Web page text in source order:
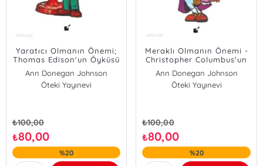
Yaratıcı Olmanın Önemi;
Thomas Edison'un Öyküsü
Ann Donegan Johnson
Öteki Yayınevi
₺100,00
₺80,00
%20
Meraklı Olmanın Önemi -
Christopher Columbus'un
Ann Donegan Johnson
Öteki Yayınevi
₺100,00
₺80,00
%20